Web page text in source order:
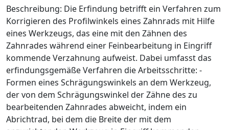
Beschreibung: Die Erfindung betrifft ein Verfahren zum
Korrigieren des Profilwinkels eines Zahnrads mit Hilfe
eines Werkzeugs, das eine mit den Zähnen des
Zahnrades während einer Feinbearbeitung in Eingriff
kommende Verzahnung aufweist. Dabei umfasst das
erfindungsgemäße Verfahren die Arbeitsschritte: -
Formen eines Schrägungswinkels an dem Werkzeug,
der von dem Schrägungswinkel der Zähne des zu
bearbeitenden Zahnrades abweicht, indem ein
Abrichtrad, bei dem die Breite der mit dem